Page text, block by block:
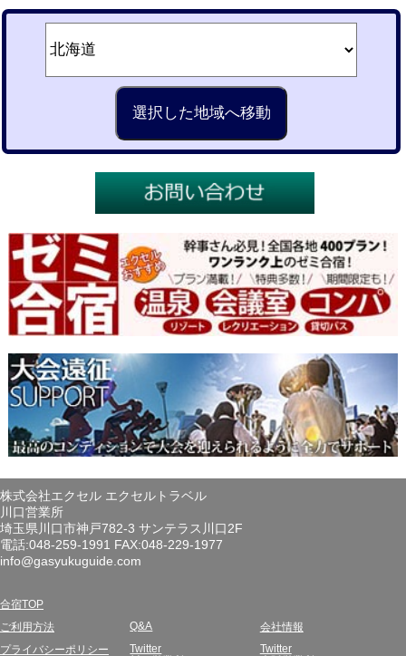
株式会社エクセル エクセルトラベル
川口営業所
埼玉県川口市神戸782-3 サンテラス川口2F
電話:048-259-1991 FAX:048-229-1977
info@gasyukuguide.com
合宿TOP
ご利用方法 Q&A 会社情報
プライバシーポリシー
Twitter
Twitter